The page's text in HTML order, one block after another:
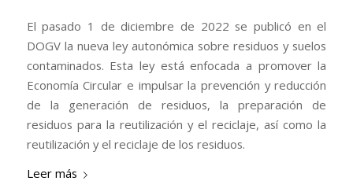
El pasado 1 de diciembre de 2022 se publicó en el
DOGV la nueva ley autonómica sobre residuos y suelos
contaminados. Esta ley está enfocada a promover la
Economía Circular e impulsar la prevención y reducción
de la generación de residuos, la preparación de
residuos para la reutilización y el reciclaje, así como la
reutilización y el reciclaje de los residuos.
Leer más